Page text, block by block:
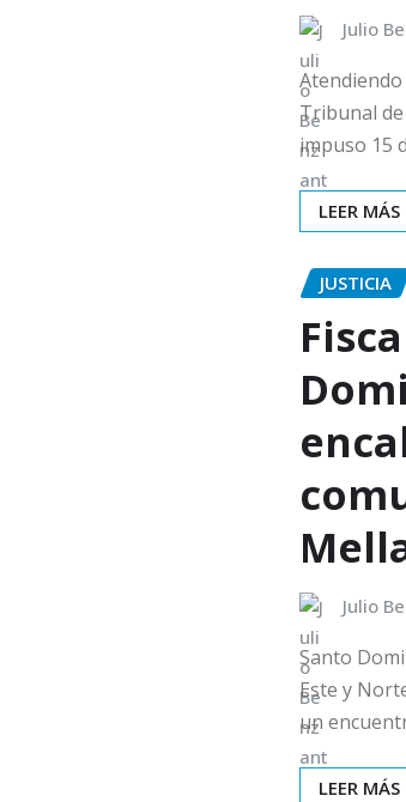
Julio
Tribunal
impuso 15
LEER MÁS
JUSTICIA
Julio
Santo
Este y
un
LEER MÁS